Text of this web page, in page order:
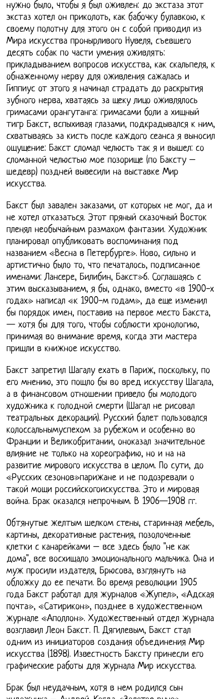
нужно было, чтобы я был оживлен: до экстаза этот
экстаз хотел он приколоть, как бабочку булавкою, к
своему полотну для этого он с собой приводил из
Мира искусства пронырливого Нувеля, съевшего
десять собак по части умения оживлять:
прикладыванием вопросов искусства, как скальпеля, к
обнаженному нерву для оживления сажалась и
Гиппиус от этого я начинал страдать до раскрытия
зубного нерва, хватаясь за щеку лицо оживлялось
гримасами орангутанга: гримасами боли а хищный
тигр Бакст, вспыхивая глазами, подкрадывался к ним,
схватываясь за кисть после каждого сеанса я выносил
ощущение: Бакст сломал челюсть так я и вышел: со
сломанной челюстью мое позорище (по Баксту –
шедевр) поздней вывесили на выставке Мир
искусства.
Бакст был завален заказами, от которых не мог, да и
не хотел отказаться. Этот пряный сказочный Восток
пленял необычайным размахом фантазии. Художник
планировал опубликовать воспоминания под
названием «Весна в Петербурге». Ново, сильно и
артистично было то, что печаталось, подписанное
именами: Лансере, Билибин, Бакст»6. Соглашаясь с
этим высказыванием, я бы, однако, вместо «в 1900-х
годах» написал «к 1900-м годам», да еще изменил
бы порядок имен, поставив на первое место Бакста,
— хотя бы для того, чтобы соблюсти хронологию,
принимая во внимание время, когда эти мастера
пришли в книжное искусство.
Бакст запретил Шагалу ехать в Париж, поскольку, по
его мнению, это пошло бы во вред искусству Шагала,
а в финансовом отношении привело бы молодого
художника к голодной смерти (Шагал не рисовал
театральных декораций). Русский балет пользовался
колоссальнымуспехом за рубежом и особенно во
Франции и Великобритании, оноказал значительное
влияние не только на хореографию, но и на на
развитие мирового искусства в целом. По сути, до
«Русских сезонов»парижане и не подозревали о
такой мощи российскогоискусства. Это и мировая
война. Брак оказался непрочным. В 1906—1908 гг.
Обтянутые желтым шелком стены, старинная мебель,
картины, декоративные растения, позолоченные
клетки с канарейками – все здесь было "не как
дома", все восхищало эмоционального мальчика. Она и
муж просили издателя, Брюсова, взглянуть на
обложку до ее печати. Во время революции 1905
года Бакст работал для журналов «Жупел», «Адская
почта», «Сатирикон», позднее в художественном
журнале «Аполлон». Художественный отдел журнала
возглавил Леон Бакст. П. Дягилевым, Бакст стал
одним из инициаторов создания объединения Мир
искусства (1898). Известность Баксту принесли его
графические работы для журнала Мир искусства.
Брак был неудачным, хотя в нем родился сын